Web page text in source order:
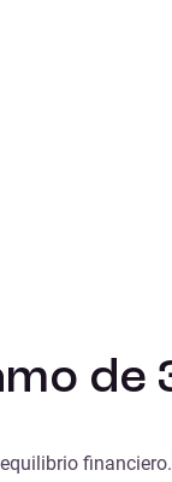
de